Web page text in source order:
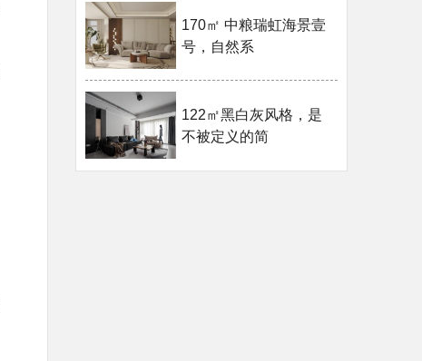
170㎡ 中粮瑞虹海景壹
号，自然系
122㎡黑白灰风格，是
不被定义的简